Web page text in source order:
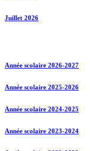
Juillet 2026
Année scolaire 2026-2027
Année scolaire 2025-2026
Année scolaire 2024-2025
Année scolaire 2023-2024